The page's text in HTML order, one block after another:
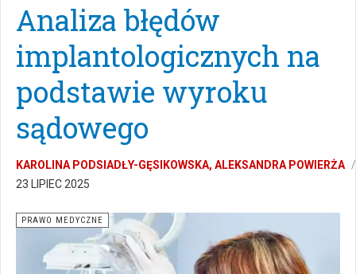
Analiza błędów
implantologicznych na
podstawie wyroku
sądowego
KAROLINA PODSIADŁY-GĘSIKOWSKA, ALEKSANDRA POWIERŻA
23 LIPIEC 2025
PRAWO MEDYCZNE